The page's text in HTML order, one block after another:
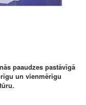
paaudzes pastāvīgā
un vienmērīgu